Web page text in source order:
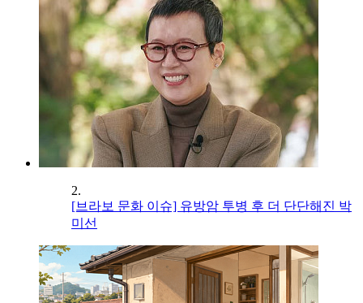
2.
[브라보 문화 이슈] 유방암 투병 후 더 단단해진 박
미선